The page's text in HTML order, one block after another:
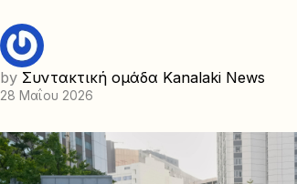
by Συντακτική ομάδα Kanalaki News
28 Μαΐου 2026